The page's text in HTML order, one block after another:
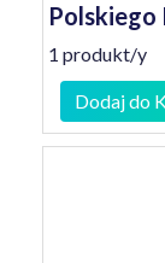
Polskiego
1 produkt/y
Dodaj do